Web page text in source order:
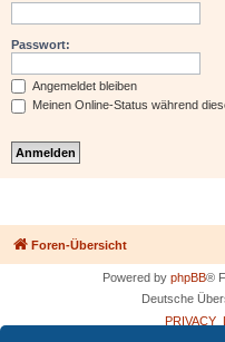
Passwort:
Angemeldet bleiben
Meinen Online-Status während
Foren-Übersicht
Powered by phpBB®
Deutsche